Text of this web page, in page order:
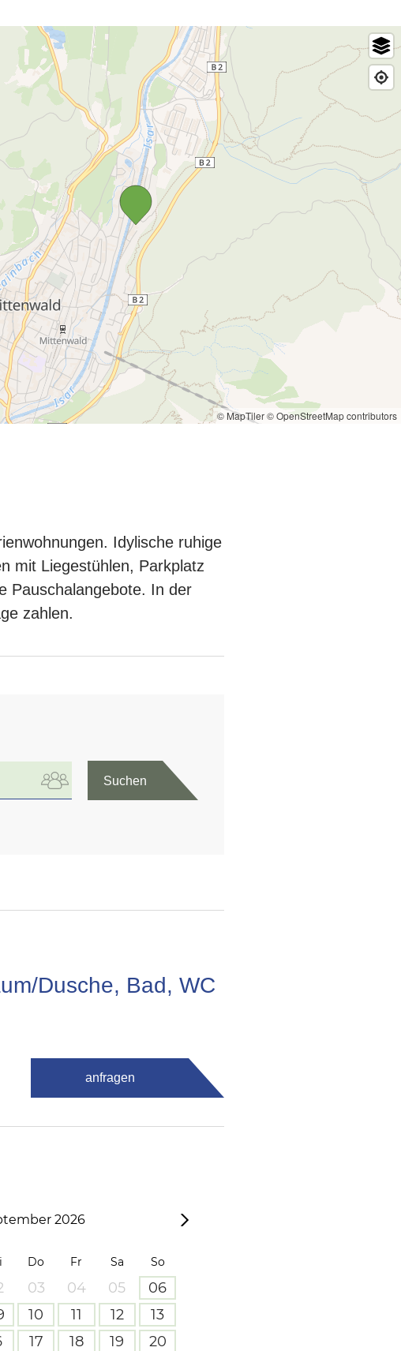
© MapTiler© OpenStreetMap contributors
Idylische ruhige
mit Liegestühlen, Parkplatz
Pauschalangebote. In der
zahlen.
Suchen
Dusche, Bad, WC
anfragen
2026
Do Fr Sa So
03 04 05
06
10 11 12
13
17 18 19
20